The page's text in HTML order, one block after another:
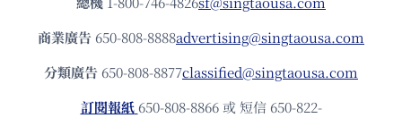
商業廣告 650-808-8888advertising@singtaousa.com
分類廣告 650-808-8877classified@singtaousa.com
訂閱報紙 650-808-8866 或 短信 650-822-